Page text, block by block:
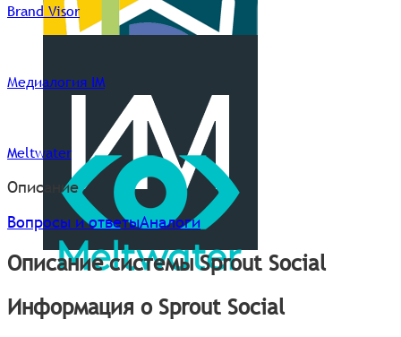
Brand Visor
Медиалогия IM
Meltwater
Описание
Вопросы и ответыАналоги
Описание системы Sprout Social
Информация о Sprout Social